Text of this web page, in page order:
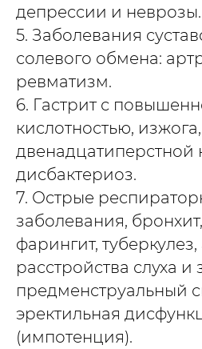
депрессии и неврозы.
5. Заболевания
солевого обмена:
ревматизм.
6. Гастрит с
кислотностью,
двенадцатиперстной
дисбактериоз.
7. Острые
заболевания,
фарингит, туберкулез,
расстройства слуха и
предменструальный
эректильная
(импотенция).